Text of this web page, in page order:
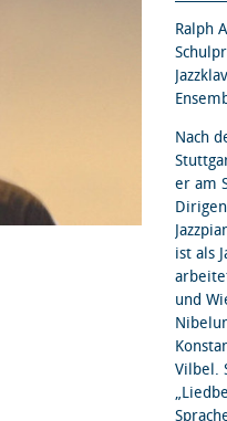
Ralph
Nach
er am
ist als
und
Vilbel.